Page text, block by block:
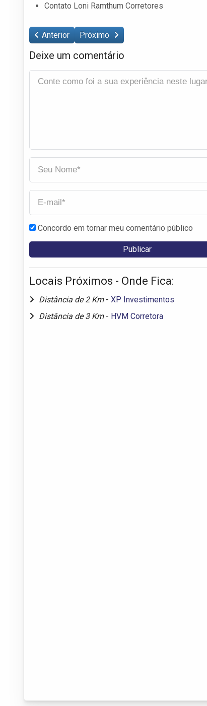
Contato Loni Ramthum Corretores
Anterior Próximo
Deixe um comentário
Concordo em tornar meu comentário público
Locais Próximos - Onde Fica:
Distância de 2 Km - XP Investimentos
Distância de 3 Km - HVM Corretora